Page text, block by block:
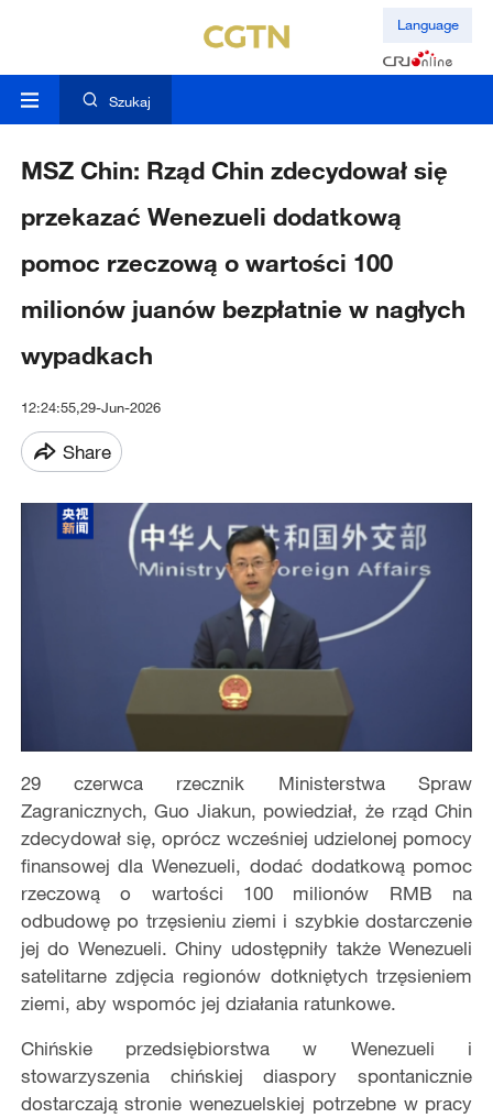
Language
Szukaj
MSZ Chin: Rząd Chin zdecydował się
przekazać Wenezueli dodatkową
pomoc rzeczową o wartości 100
milionów juanów bezpłatnie w nagłych
wypadkach
12:24:55,29-Jun-2026
Share
29 czerwca rzecznik Ministerstwa Spraw
Zagranicznych, Guo Jiakun, powiedział, że rząd Chin
zdecydował się, oprócz wcześniej udzielonej pomocy
finansowej dla Wenezueli, dodać dodatkową pomoc
rzeczową o wartości 100 milionów RMB na
odbudowę po trzęsieniu ziemi i szybkie dostarczenie
jej do Wenezueli. Chiny udostępniły także Wenezueli
satelitarne zdjęcia regionów dotkniętych trzęsieniem
ziemi, aby wspomóc jej działania ratunkowe.
Chińskie przedsiębiorstwa w Wenezueli i
stowarzyszenia chińskiej diaspory spontanicznie
dostarczają stronie wenezuelskiej potrzebne w pracy